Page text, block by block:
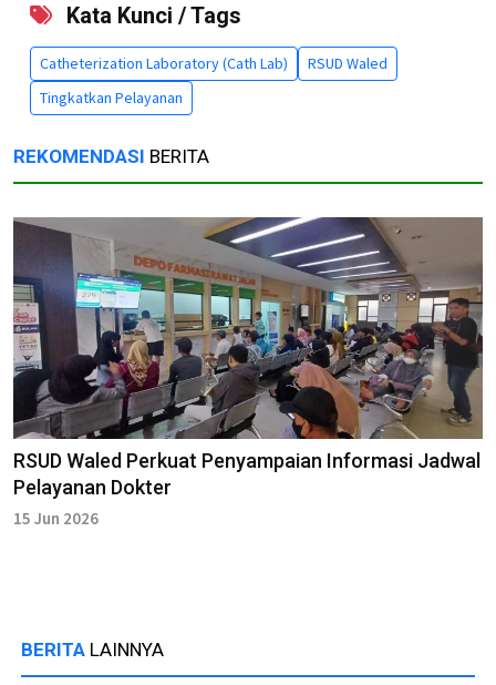
Kata Kunci / Tags
Catheterization Laboratory (Cath Lab)
RSUD Waled
Tingkatkan Pelayanan
REKOMENDASI BERITA
RSUD Waled Perkuat Penyampaian Informasi Jadwal
Pelayanan Dokter
15 Jun 2026
BERITA LAINNYA